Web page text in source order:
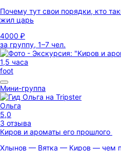
Почему тут свои порядки, кто
жил царь
4000 ₽
за группу, 1–7 чел.
1,5 часа
foot
Мини-группа
Ольга
5,0
3 отзыва
Киров и ароматы его прошлого
Хлынов — Вятка — Киров — чем